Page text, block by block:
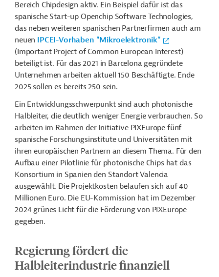
Bereich Chipdesign aktiv. Ein Beispiel dafür ist das
spanische Start-up Openchip Software Technologies,
das neben weiteren spanischen Partnerfirmen auch am
neuen IPCEI-Vorhaben "Mikroelektronik"
(Important Project of Common European Interest)
beteiligt ist. Für das 2021 in Barcelona gegründete
Unternehmen arbeiten aktuell 150 Beschäftigte. Ende
2025 sollen es bereits 250 sein.
Ein Entwicklungsschwerpunkt sind auch photonische
Halbleiter, die deutlich weniger Energie verbrauchen. So
arbeiten im Rahmen der Initiative PIXEurope fünf
spanische Forschungsinstitute und Universitäten mit
ihren europäischen Partnern an diesem Thema. Für den
Aufbau einer Pilotlinie für photonische Chips hat das
Konsortium in Spanien den Standort Valencia
ausgewählt. Die Projektkosten belaufen sich auf 40
Millionen Euro. Die EU-Kommission hat im Dezember
2024 grünes Licht für die Förderung von PIXEurope
gegeben.
Regierung fördert die
Halbleiterindustrie finanziell